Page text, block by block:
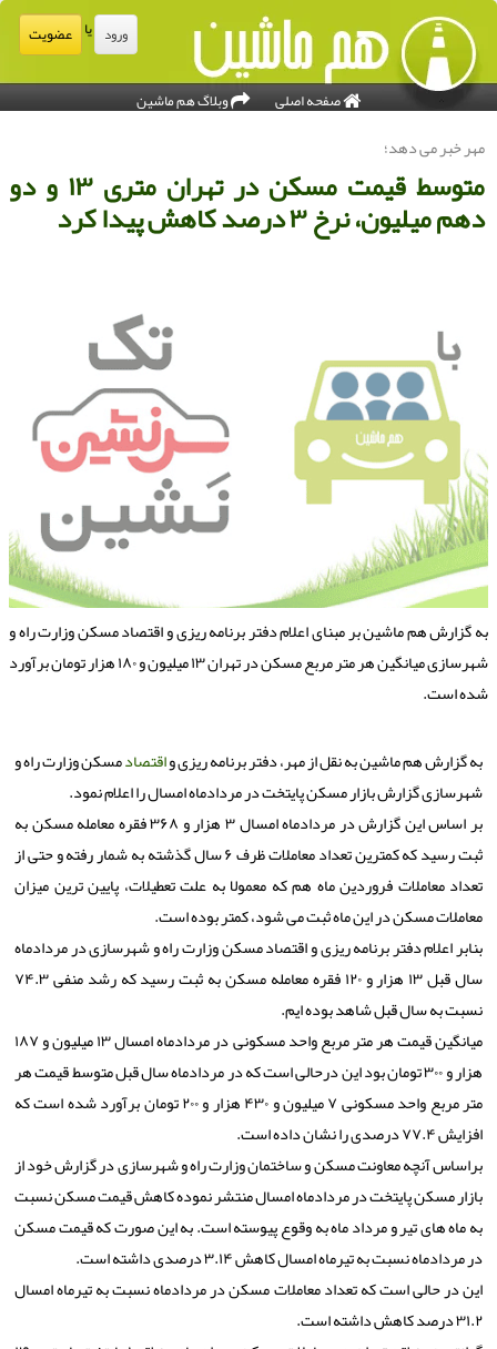
ورود عضویت
صفحه اصلی وبلاگ هم ماشین
مهر خبر می دهد؛
متوسط قیمت مسكن در تهران متری ۱۳ و دو
دهم میلیون، نرخ ۳ درصد كاهش پیدا كرد
گزارش هم ماشین بر مبنای اعلام دفتر برنامه ریزی و اقتصاد مسكن وزارت راه و
شهرسازی میانگین هر متر مربع مسكن در تهران ۱۳ میلیون و ۱۸۰ هزار تومان برآورد
است.
به گزارش هم ماشین به نقل از مهر، دفتر برنامه ریزی واقتصادمسكن وزارت راه و
شهرسازی گزارش بازار مسكن پایتخت در مردادماه امسال را اعلام نمود.
بر اساس این گزارش در مردادماه امسال ۳ هزار و ۳۶۸ فقره معامله مسكن به
ثبت رسید كه كمترین تعداد معاملات ظرف ۶ سال گذشته به شمار رفته و حتی از
تعداد معاملات فروردین ماه هم كه معمولا به علت تعطیلات، پایین ترین میزان
معاملات مسكن در این ماه ثبت می شود، كمتر بوده است.
بنابر اعلام دفتر برنامه ریزی و اقتصاد مسكن وزارت راه و شهرسازی در مردادماه
سال قبل ۱۳ هزار و ۱۲۰ فقره معامله مسكن به ثبت رسید كه رشد منفی ۷۴.۳
نسبت به سال قبل شاهد بوده ایم.
میانگین قیمت هر متر مربع واحد مسكونی در مردادماه امسال ۱۳ میلیون و ۱۸۷
هزار و ۳۰۰ تومان بود این درحالی است كه در مردادماه سال قبل متوسط قیمت هر
متر مربع واحد مسكونی ۷ میلیون و ۴۳۰ هزار و ۲۰۰ تومان برآورد شده است كه
افزایش ۷۷.۴ درصدی را نشان داده است.
براساس آنچه معاونت مسكن و ساختمان وزارت راه و شهرسازی در گزارش خود از
بازار مسكن پایتخت در مردادماه امسال منتشر نموده كاهش قیمت مسكن نسبت
به ماه های تیر و مرداد ماه به وقوع پیوسته است. به این صورت كه قیمت مسكن
در مردادماه نسبت به تیرماه امسال كاهش ۳.۱۴ درصدی داشته است.
این در حالی است كه تعداد معاملات مسكن در مردادماه نسبت به تیرماه امسال
۳۱.۲ درصد كاهش داشته است.